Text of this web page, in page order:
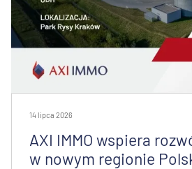
14 lipca 2026
AXI IMMO wspiera
w nowym regionie